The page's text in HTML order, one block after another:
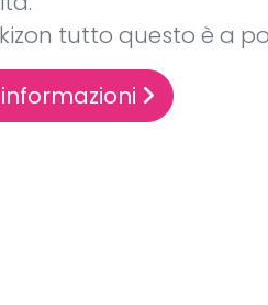
tutto questo è a